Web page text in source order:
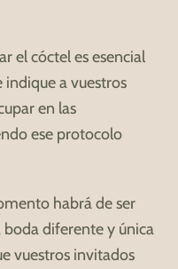
el cóctel es esencial
indique a vuestros
en las
ese protocolo
habrá de ser
boda diferente y única
vuestros invitados